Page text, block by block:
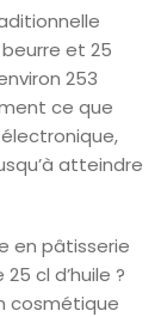
et 25
253
ce que
atteindre
en pâtisserie
cl d’huile ?
cosmétique